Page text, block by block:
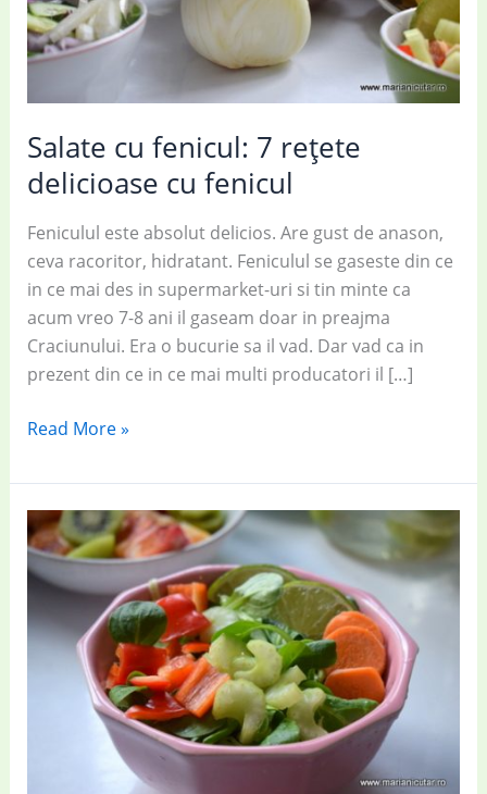
Salate cu fenicul: 7 rețete
delicioase cu fenicul
Feniculul este absolut delicios. Are gust de anason,
ceva racoritor, hidratant. Feniculul se gaseste din ce
in ce mai des in supermarket-uri si tin minte ca
acum vreo 7-8 ani il gaseam doar in preajma
Craciunului. Era o bucurie sa il vad. Dar vad ca in
prezent din ce in ce mai multi producatori il […]
Salate
fenicul:
7
rețete
delicioase
fenicul
Read More »